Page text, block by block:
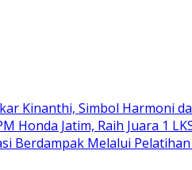
Kinanthi, Simbol Harmoni
Honda Jatim, Raih Juara 1
Berdampak Melalui